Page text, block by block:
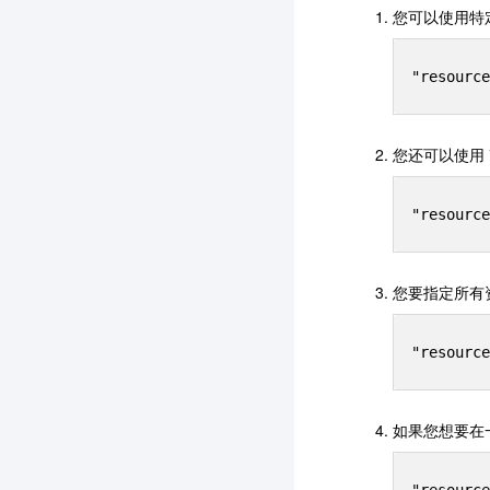
您可以使用
您还可以使
您要指定所
如果您想要